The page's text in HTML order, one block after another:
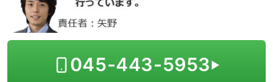
お問い合わせ
045-443-5953 ▶